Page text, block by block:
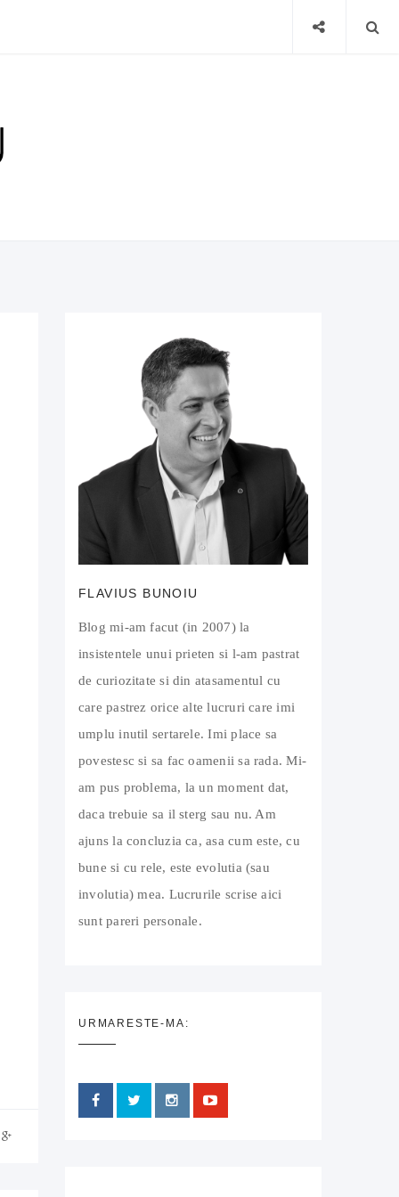
FLAVIUS BUNOIU
Blog mi-am facut (in 2007) la
insistentele unui prieten si l-am pastrat
de curiozitate si din atasamentul cu
care pastrez orice alte lucruri care imi
umplu inutil sertarele. Imi place sa
povestesc si sa fac oamenii sa rada. Mi-
am pus problema, la un moment dat,
daca trebuie sa il sterg sau nu. Am
ajuns la concluzia ca, asa cum este, cu
bune si cu rele, este evolutia (sau
involutia) mea. Lucrurile scrise aici
sunt pareri personale.
URMARESTE-MA: